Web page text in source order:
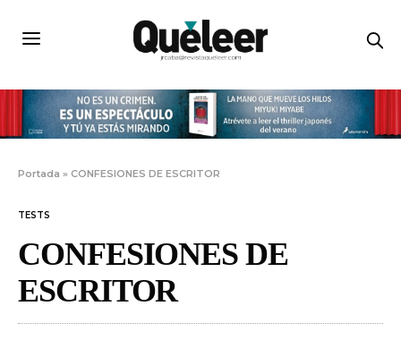
Portada »CONFESIONES DE ESCRITOR
TESTS
CONFESIONES DE
ESCRITOR